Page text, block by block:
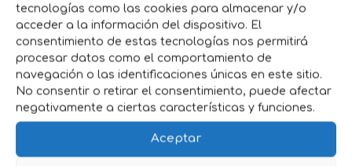
tecnologías como las cookies para almacenar y/o
acceder a la información del dispositivo. El
consentimiento de estas tecnologías nos permitirá
procesar datos como el comportamiento de
navegación o las identificaciones únicas en este sitio.
No consentir o retirar el consentimiento, puede afectar
negativamente a ciertas características y funciones.
Aceptar
Garrafa de5 litros , ideal para el
mantenimiento regular de piscinas de
diversos tamaños.​
Recomendaciones de uso:
Añadir el producto directamente al agua
de la piscina, distribuyéndolo